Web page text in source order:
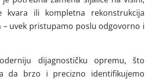
kvara ili kompletna rekonstrukcija
– uvek pristupamo poslu odgovorno i
dijagnostičku opremu, što
da brzo i precizno identifikujemo